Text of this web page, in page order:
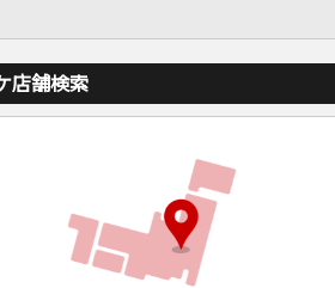
店舗検索